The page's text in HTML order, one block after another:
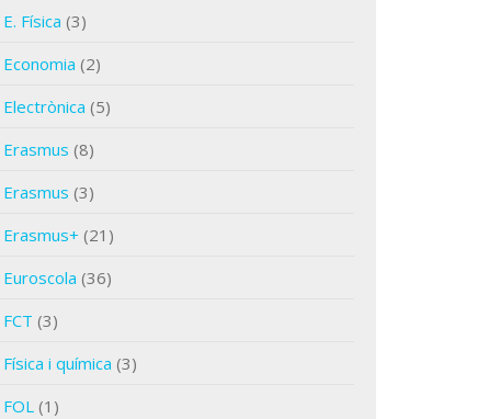
E. Física (3)
Economia (2)
Electrònica (5)
Erasmus (8)
Erasmus (3)
Erasmus+ (21)
Euroscola (36)
FCT (3)
Física i química (3)
FOL (1)